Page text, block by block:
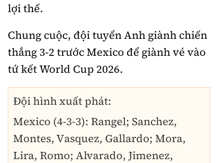
lợi thế.
Chung cuộc, đội tuyển Anh giành chiến
thắng 3-2 trước Mexico để giành vé vào
tứ kết World Cup 2026.
Đội hình xuất phát:
Mexico (4-3-3): Rangel; Sanchez,
Montes, Vasquez, Gallardo; Mora,
Lira, Romo; Alvarado, Jimenez,